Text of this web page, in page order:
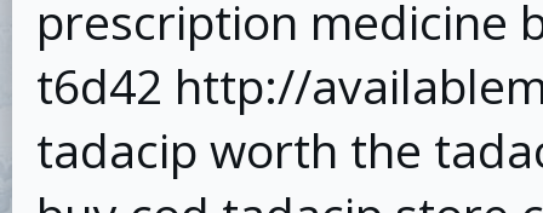
prescription medicine
t6d42 http://
tadacip worth the